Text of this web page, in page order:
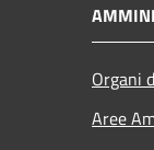
Organi
Aree